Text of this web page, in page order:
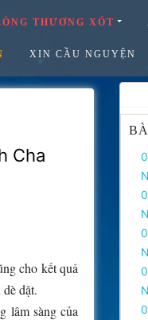
THƯƠNG XÓT
XIN CẦU NGUYỆN
Cha
cho kết quả
dặt.
lâm sàng của